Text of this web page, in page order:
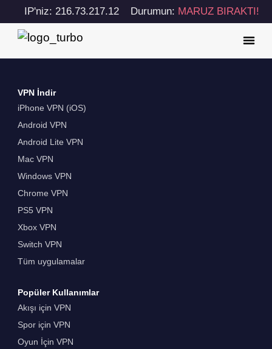
IP'niz: 216.73.217.12 Durumun: MARUZ BIRAKTI!
VPN İndir
iPhone VPN (iOS)
Android VPN
Android Lite VPN
Mac VPN
Windows VPN
Chrome VPN
PS5 VPN
Xbox VPN
Switch VPN
Tüm uygulamalar
Popüler Kullanımlar
Akışı için VPN
Spor için VPN
Oyun İçin VPN